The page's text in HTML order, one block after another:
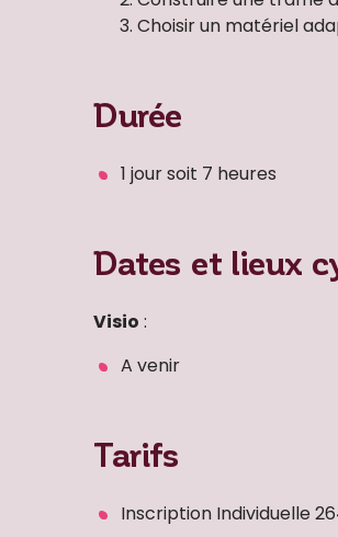
Choisir un matériel
Durée
1 jour soit 7 heures
Dates et lieux
Visio :
A venir
Tarifs
Inscription Individuelle